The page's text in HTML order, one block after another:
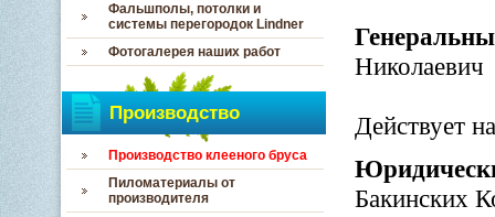
Фальшполы, потолки и
системы перегородок Lindner
Фотогалерея наших работ
Производство
Производство клееного бруса
Пиломатериалы от
производителя
Николаевич
Действует
Бакинских